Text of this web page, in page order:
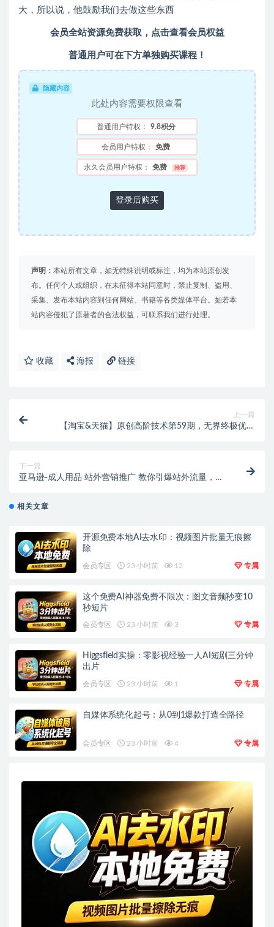
大，所以说，他鼓励我们去做这些东西
会员全站资源免费获取，点击查看会员权益
普通用户可在下方单独购买课程！
隐藏内容
此处内容需要权限查看
普通用户特权： 9.8积分
会员用户特权： 免费
永久会员用户特权： 免费 推荐
登录后购买
声明： 本站所有文章，如无特殊说明或标注，均为本站原创发
布。任何个人或组织，在未征得本站同意时，禁止复制、盗用、
采集、发布本站内容到任何网站、书籍等各类媒体平台。如若本
站内容侵犯了原著者的合法权益，可联系我们进行处理。
收藏 海报 链接
上一篇
【淘宝&天猫】原创高阶技术第59期，无界终极优化
下一篇
亚马逊-成人用品 站外营销推广 教你引爆站外流量，开
相关文章
开源免费本地AI去水印：视频图片批量无痕擦
除
会员专区 23 小时前 12 专属
这个免费AI神器免费不限次：图文音频秒变10
秒短片
会员专区 23 小时前 3 专属
Higgsfield实操：零影视经验一人AI短剧三分钟
出片
会员专区 23 小时前 1 专属
自媒体系统化起号：从0到1爆款打造全路径
会员专区 23 小时前 4 专属